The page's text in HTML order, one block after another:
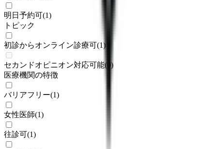
明日予約可(1)
トピック
初診からオンライン診療可(1)
セカンドオピニオン対応可能( 0)
医療機関の特徴
バリアフリー(1)
女性医師(1)
往診可(1)